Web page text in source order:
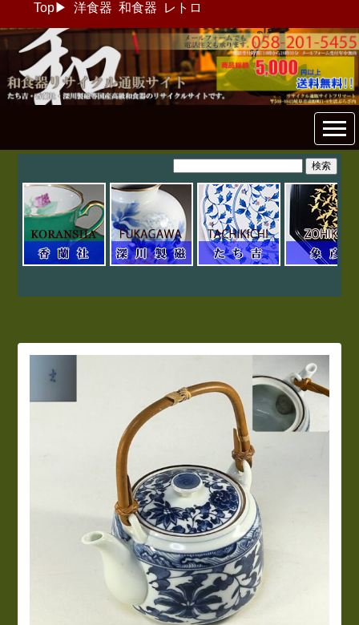
Top▶ 洋食器 和食器 レトロ
和食器リサイクル通販専門店
フリマート